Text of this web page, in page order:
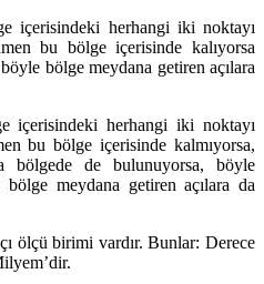
içerisindeki herhangi iki noktayı
bu bölge içerisinde kalıyorsa
bölge meydana getiren açılara
içerisindeki herhangi iki noktayı
bu bölge içerisinde kalmıyorsa,
bölgede de bulunuyorsa, böyle
meydana getiren açılara da
ölçü birimi vardır. Bunlar: Derece